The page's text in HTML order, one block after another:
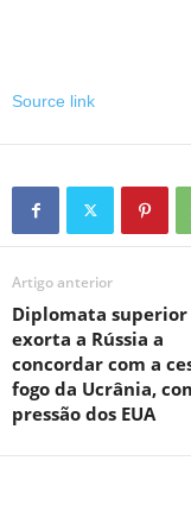
Source link
Artigo anterior
Diplomata superior
exorta a Rússia a
concordar com a
fogo da Ucrânia,
pressão dos EUA